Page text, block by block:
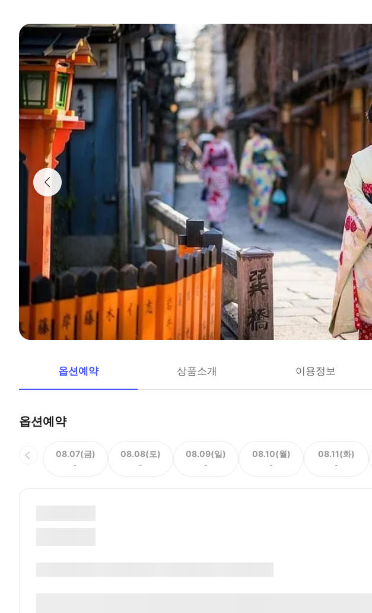
옵션예약 상품소개 이용정보
옵션예약
08.07(금)
-
08.08(토)
-
08.09(일)
-
08.10(월)
-
08.11(화)
-